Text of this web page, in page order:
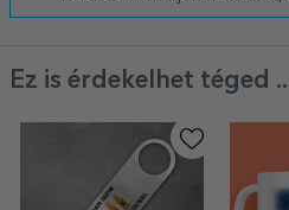
Ez is érdekelhet téged